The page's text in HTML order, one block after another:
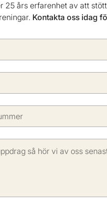
25 års erfarenhet av att
Kontakta oss idag